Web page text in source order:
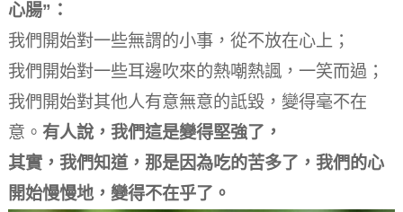
心腸”：
我們開始對一些無謂的小事，從不放在心上；
我們開始對一些耳邊吹來的熱嘲熱諷，一笑而過；
我們開始對其他人有意無意的詆毀，變得毫不在
意。 有人說，我們這是變得堅強了，
其實，我們知道，那是因為吃的苦多了，我們的心
開始慢慢地，變得不在乎了。